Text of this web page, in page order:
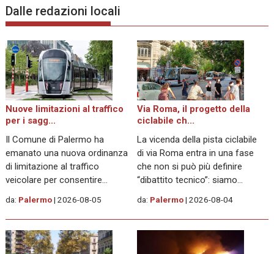
Dalle redazioni locali
Nuove limitazioni al traffico
per i sagg...
Il Comune di Palermo ha
emanato una nuova ordinanza
di limitazione al traffico
veicolare per consentire
dettaglio necessari alla
realizzazione delle nuove linee
tramviarie A, B e C. Si tratta di
interventi preliminari
da: Palermo 2026-08-05
Via Roma, il progetto della
ciclabile ch...
La vicenda della pista ciclabile
di via Roma entra in una fase
che non si può più definire
“dibattito tecnico”: siamo
di pianificazione fragile,
progettazione incoerente e
assenza totale di confronto
con chi, da anni, lavora sulla
da: Palermo 2026-08-04